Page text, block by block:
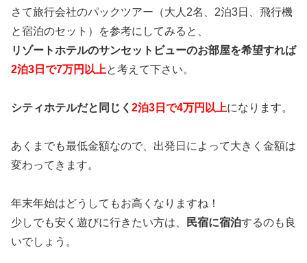
さて旅行会社のパックツアー（大人2名、2泊3日、飛行機
と宿泊のセット）を参考にしてみると、
リゾートホテルのサンセットビューのお部屋を希望すれば
2泊3日で7万円以上と考えて下さい。
シティホテルだと同じく 2泊3日で4万円以上になります。
あくまでも最低金額なので、出発日によって大きく金額は
変わってきます。
年末年始はどうしてもお高くなりますね！
少しでも安く遊びに行きたい方は、
民宿に宿泊するのも良
いでしょう。